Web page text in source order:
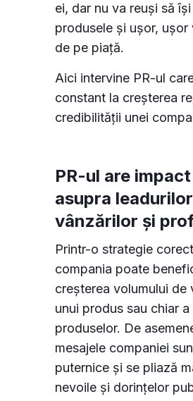
ei, dar nu va reuși să
produsele și ușor, ușor
de pe piață.
Aici intervine PR-ul
constant la creșterea
credibilității unei
PR-ul are
asupra
vânzărilor și
Printr-o strategie
compania poate
creșterea volumului de
unui produs sau chiar
produselor. De
mesajele companiei
puternice și se pliază
nevoile și dorințelor
Consimțământul pentru
Cookie-urile sunt fișiere mici
dispozitivul dvs. în timp ce